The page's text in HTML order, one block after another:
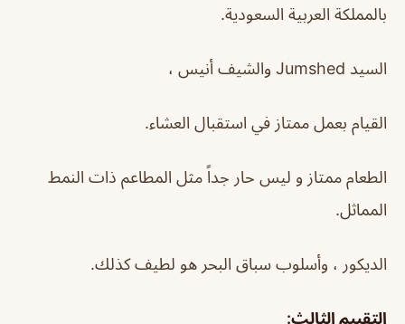
بالمملكة العربية السعودية.
السيد Jumshed والشيف أنيس ،
القيام بعمل ممتاز في استقبال العشاء.
الطعام ممتاز و ليس حار جداً مثل المطاعم ذات النمط
المماثل.
الديكور ، وأسلوب سباق البحر هو لطيف كذلك.
التقييم الثالث: